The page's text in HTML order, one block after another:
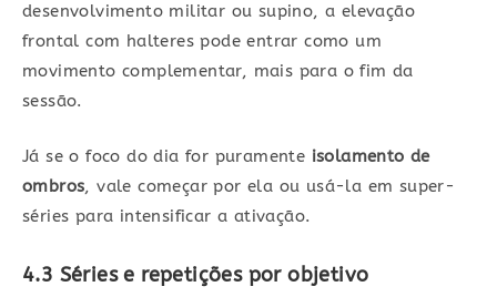
desenvolvimento militar ou supino, a elevação
frontal com halteres pode entrar como um
movimento complementar, mais para o fim da
sessão.
Já se o foco do dia for puramente isolamento de
ombros, vale começar por ela ou usá-la em super-
séries para intensificar a ativação.
4.3 Séries e repetições por objetivo